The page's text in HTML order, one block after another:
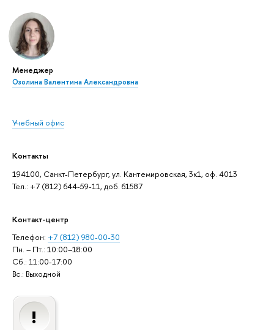
Менеджер
Озолина Валентина Александровна
Учебный офис
Контакты
194100, Санкт-Петербург, ул. Кантемировская, 3к1, оф. 4013
Тел.: +7 (812) 644-59-11, доб. 61587
Контакт-центр
Телефон: +7 (812) 980-00-30
Пн. – Пт.: 10:00–18:00
Сб.: 11:00-17:00
Вс.: Выходной